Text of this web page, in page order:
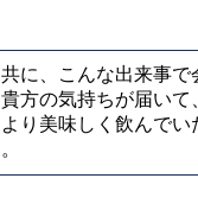
に、こんな出来事で
方の気持ちが届いて
り美味しく飲んでい